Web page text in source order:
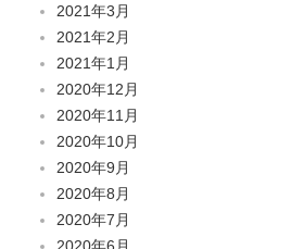
2021年3月
2021年2月
2021年1月
2020年12月
2020年11月
2020年10月
2020年9月
2020年8月
2020年7月
2020年6月